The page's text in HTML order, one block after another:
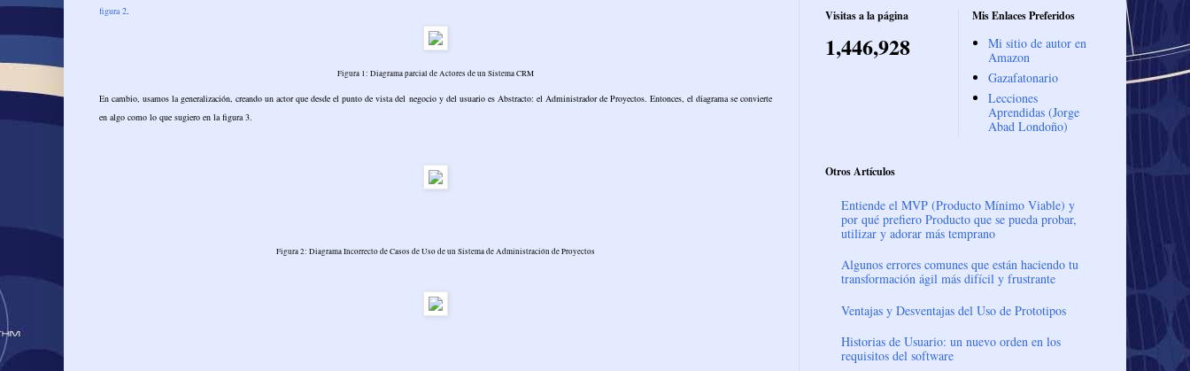
figura 2.
Figura 1: Diagrama parcial de Actores de un Sistema CRM
En cambio, usamos la generalización, creando un actor que desde el punto de vista del negocio y del usuario es Abstracto: el Administrador de Proyectos. Entonces, el diagrama se convierte
en algo como lo que sugiero en la figura 3.
Figura 2: Diagrama Incorrecto de Casos de Uso de un Sistema de Administración de Proyectos
Visitas a la página
1,446,928
Mis Enlaces Preferidos
Mi sitio de autor en
Amazon
Gazafatonario
Lecciones
Aprendidas (Jorge
Abad Londoño)
Otros Artículos
Entiende el MVP (Producto Mínimo Viable) y
por qué prefiero Producto que se pueda probar,
utilizar y adorar más temprano
Algunos errores comunes que están haciendo tu
transformación ágil más difícil y frustrante
Ventajas y Desventajas del Uso de Prototipos
Historias de Usuario: un nuevo orden en los
requisitos del software